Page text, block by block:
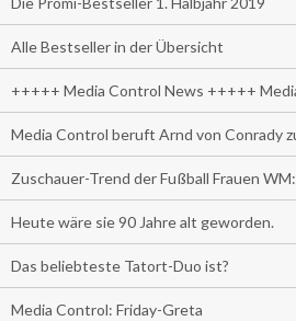
Alle Bestseller in der Übersicht
+++++ Media Control News +++++
Media Control beruft Arnd von Conrady
Zuschauer-Trend der Fußball Frauen WM:
Heute wäre sie 90 Jahre alt geworden.
Das beliebteste Tatort-Duo ist?
Media Control: Friday-Greta